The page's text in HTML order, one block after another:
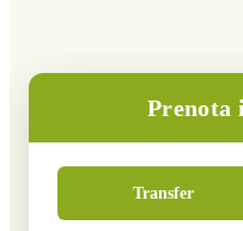
Prenota
Transfer